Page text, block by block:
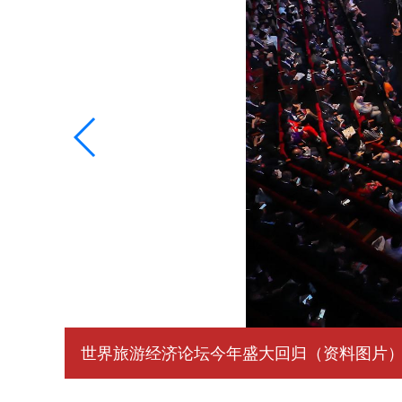
世界旅游经济论坛今年盛大回归（资料图片